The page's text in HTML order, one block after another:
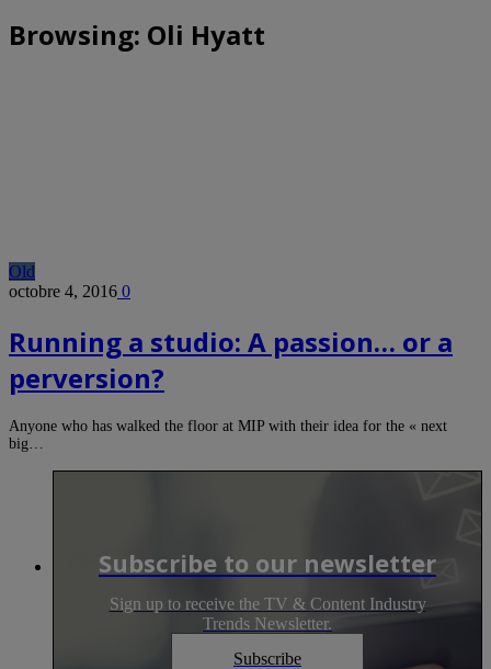
Browsing: Oli Hyatt
Old
octobre 4, 2016 0
Running a studio: A passion… or a
perversion?
Anyone who has walked the floor at MIP with their idea for the « next
big…
Subscribe to our newsletter
Sign up to receive the TV & Content Industry
Trends Newsletter.
Subscribe